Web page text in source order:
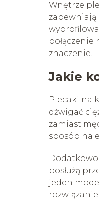
Wnętrze
zapewniają
znaczenie.
Jakie
Plecaki na
dźwigać
zamiast
sposób na
posłużą
jeden